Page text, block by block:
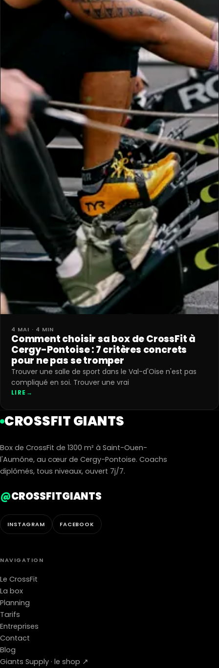
4 MAI · 4 MIN
Comment choisir sa box de CrossFit à
Cergy-Pontoise : 7 critères concrets
pour ne pas se tromper
Trouver une salle de sport dans le Val-d'Oise n'est pas
compliqué en soi. Trouver une vrai
LIRE →
CROSSFIT GIANTS
Box de CrossFit de 1300 m² à Saint-Ouen-
l'Aumône, au cœur de Cergy-Pontoise. Coachs
diplômés, tous niveaux, ouvert 7j/7.
@CROSSFITGIANTS
INSTAGRAM FACEBOOK
NAVIGATION
Le CrossFit
La box
Planning
Tarifs
Entreprises
Contact
Blog
Giants Supply · le shop ↗